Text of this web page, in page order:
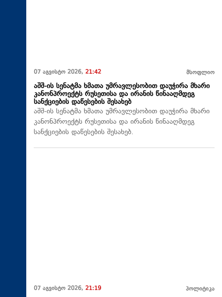
07 აგვისტო 2026, 21:42 მსოფლიო
აშშ-ის სენატმა ხმათა უმრავლესობით დაუჭირა მხარი
კანონპროექტს რუსეთისა და ირანის წინააღმდეგ
სანქციების დაწესების შესახებ
აშშ-ის სენატმა ხმათა უმრავლესობით დაუჭირა მხარი
კანონპროექტს რუსეთისა და ირანის წინააღმდეგ
სანქციების დაწესების შესახებ.
07 აგვისტო 2026, 21:19 პოლიტიკა